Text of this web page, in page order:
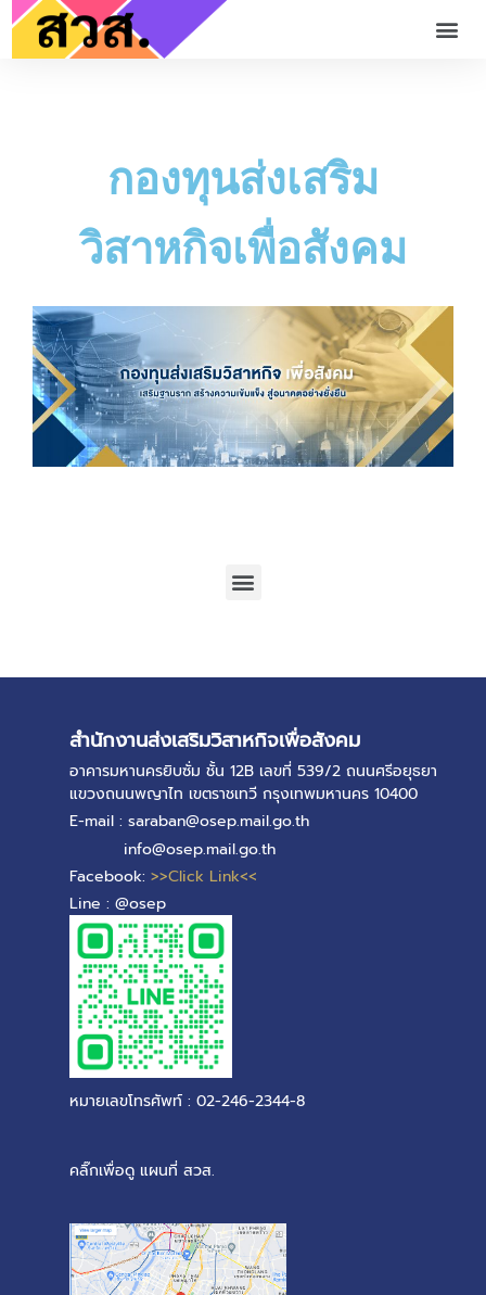
กองทุนส่งเสริม
วิสาหกิจเพื่อสังคม
สำนักงานส่งเสริมวิสาหกิจเพื่อสังคม
อาคารมหานครยิบซั่ม ชั้น 12B เลขที่ 539/2 ถนนศรีอยุธยา
แขวงถนนพญาไท เขตราชเทวี กรุงเทพมหานคร 10400
E-mail : saraban@osep.mail.go.th
info@osep.mail.go.th
Facebook: >>Click Link<<
Line : @osep
หมายเลขโทรศัพท์ : 02-246-2344-8
คลิ๊กเพื่อดู แผนที่ สวส.